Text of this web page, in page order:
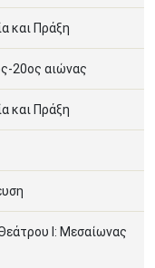
και Πράξη
20ος αιώνας
και Πράξη
Ι: Μεσαίωνας